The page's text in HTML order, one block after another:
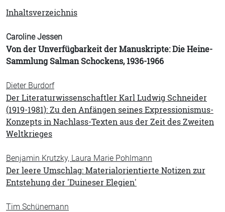
Inhaltsverzeichnis
Caroline Jessen
Von der Unverfügbarkeit der Manuskripte: Die Heine-
Sammlung Salman Schockens, 1936-1966
Dieter Burdorf
Der Literaturwissenschaftler Karl Ludwig Schneider
(1919-1981): Zu den Anfängen seines Expressionismus-
Konzepts in Nachlass-Texten aus der Zeit des Zweiten
Weltkrieges
Benjamin Krutzky, Laura Marie Pohlmann
Der leere Umschlag: Materialorientierte Notizen zur
Entstehung der 'Duineser Elegien'
Tim Schünemann